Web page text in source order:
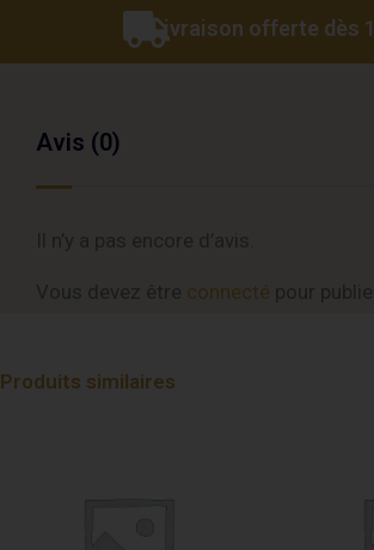
SatinLivraison offerte dès
Avis (0)
connecté
Produits similaires